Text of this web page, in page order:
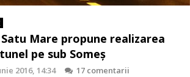
Mare propune realizarea
pe sub Someş
2016, 14:34
17 comentarii